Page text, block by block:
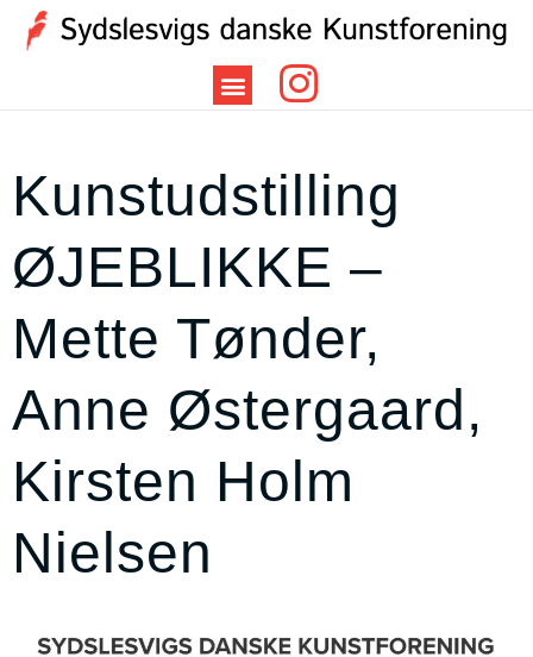
Kunstudstilling
ØJEBLIKKE –
Mette Tønder,
Anne Østergaard,
Kirsten Holm
Nielsen